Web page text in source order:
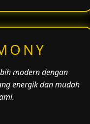
modern dengan
energik dan mudah